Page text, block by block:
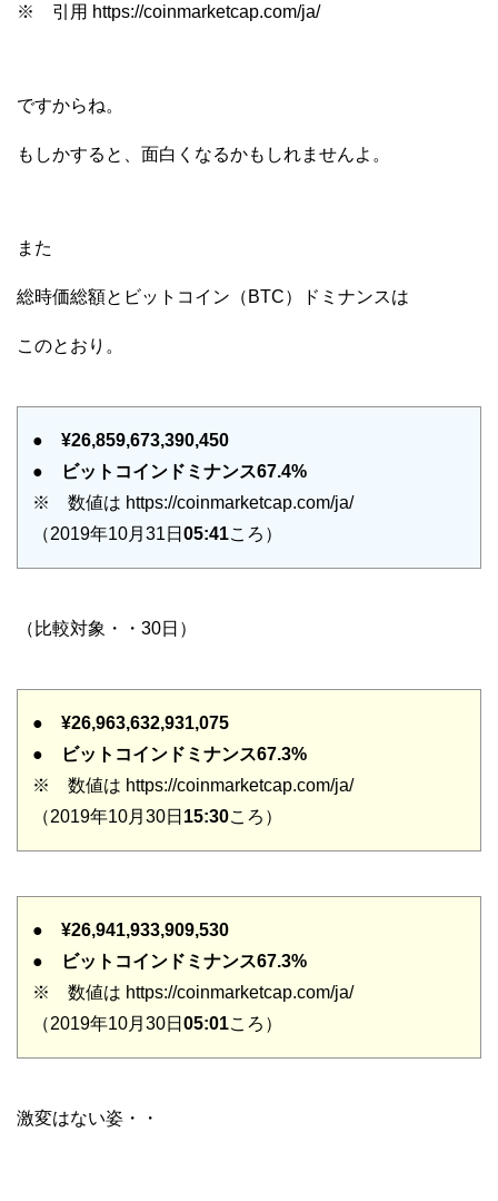
※ 引用 https://coinmarketcap.com/ja/
ですからね。
もしかすると、面白くなるかもしれませんよ。
また
総時価総額とビットコイン（BTC）ドミナンスは
このとおり。
● ¥26,859,673,390,450
●
ビットコインドミナンス67.4%
※ 数値は https://coinmarketcap.com/ja/
（2019年10月31日 05:41ころ）
（比較対象・・30日）
● ¥26,963,632,931,075
●
ビットコインドミナンス67.3%
※ 数値は https://coinmarketcap.com/ja/
（2019年10月30日 15:30ころ）
● ¥26,941,933,909,530
●
ビットコインドミナンス67.3%
※ 数値は https://coinmarketcap.com/ja/
（2019年10月30日 05:01ころ）
激変はない姿・・